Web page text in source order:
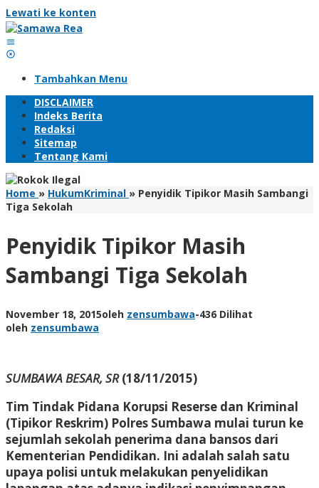
Lewati ke konten
Tambahkan Menu
DISCLAIMER
Indeks Berita
Redaksi
Sitemap
Tentang Kami
Home » HukumKriminal » Penyidik Tipikor Masih Sambangi
Tiga Sekolah
Penyidik Tipikor Masih
Sambangi Tiga Sekolah
November 18, 2015oleh zensumbawa-436 Dilihat
oleh zensumbawa
SUMBAWA BESAR, SR(18/11/2015)
Tim Tindak Pidana Korupsi Reserse dan Kriminal
(Tipikor Reskrim) Polres Sumbawa mulai turun ke
sejumlah sekolah penerima dana bansos dari
Kementerian Pendidikan. Ini adalah salah satu
upaya polisi untuk melakukan penyelidikan